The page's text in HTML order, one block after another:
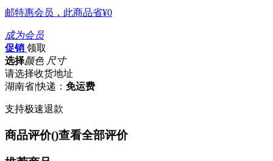
邮特惠会员，此商品省¥0
成为会员
促销 领取
选择颜色 尺寸
请选择收货地址
湖南省|快递： 免运费
支持极速退款
商品评价()查看全部评价